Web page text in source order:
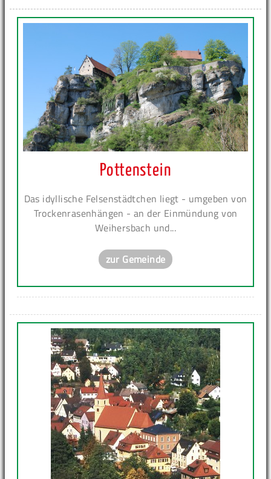
Pottenstein
Das idyllische Felsenstädtchen liegt - umgeben von
Trockenrasenhängen - an der Einmündung von
Weihersbach und...
zur Gemeinde